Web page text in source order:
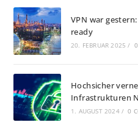
VPN war
ready
20. FEBRUAR 2025 /
Hochsicher
Infrastrukturen
1. AUGUST 2024 / 0